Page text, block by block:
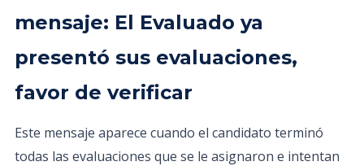
mensaje: El Evaluado ya
presentó sus evaluaciones,
favor de verificar
Este mensaje aparece cuando el candidato terminó
todas las evaluaciones que se le asignaron e intentan